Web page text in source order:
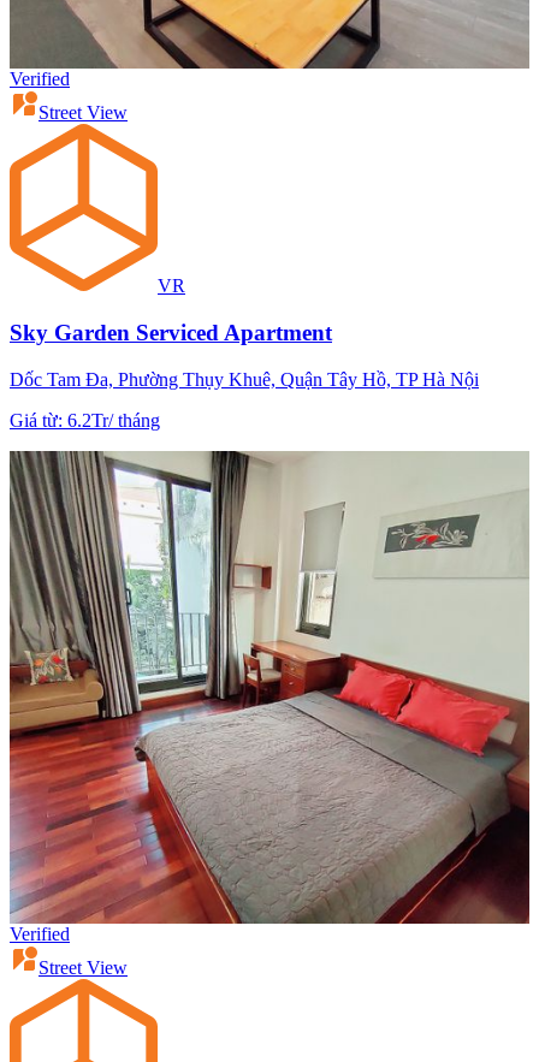
Verified
Street View
VR
Sky Garden Serviced Apartment
Dốc Tam Đa, Phường Thụy Khuê, Quận Tây Hồ, TP Hà Nội
Giá từ: 6.2Tr/tháng
Verified
Street View